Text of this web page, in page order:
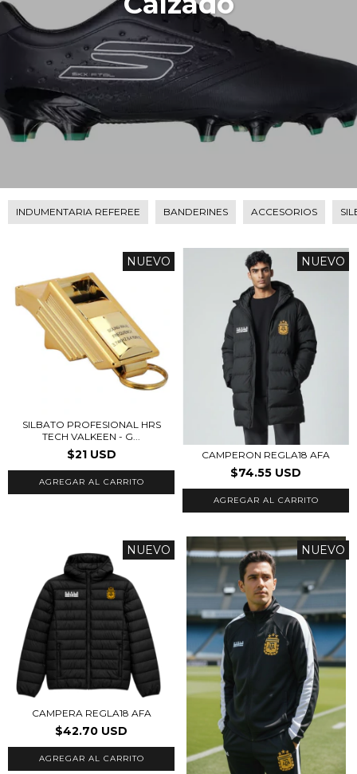
INDUMENTARIA REFEREE BANDERINES ACCESORIOS
NUEVO
SILBATO PROFESIONAL HRS
TECH VALKEEN - G...
$21 USD
NUEVO
CAMPERON REGLA18 AFA
$74.55 USD
AGREGAR AL CARRITO
NUEVO
CAMPERA REGLA18 AFA
$42.70 USD
AGREGAR AL CARRITO
NUEVO